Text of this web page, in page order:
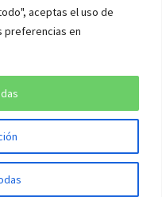
aceptas el uso de
preferencias en
. Funciona conWordPressy